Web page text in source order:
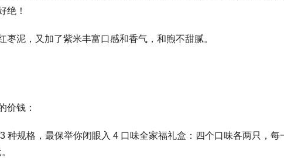
绝！
枣泥，又加了紫米丰富口感和香气，和煦不甜腻。
价钱：
种规格，最保举你闭眼入 4 口味全家福礼盒：四个口味各两只，